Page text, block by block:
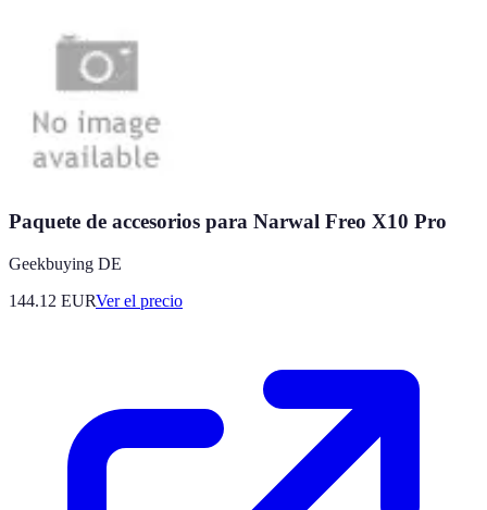
Paquete de accesorios para Narwal Freo X10 Pro
Geekbuying DE
144.12 EURVer el precio